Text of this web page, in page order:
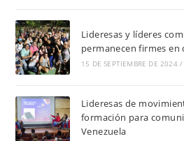
Lideresas y líderes
permanecen firmes en
15 DE SEPTIEMBRE DE 2024 /
Lideresas de
formación para
Venezuela